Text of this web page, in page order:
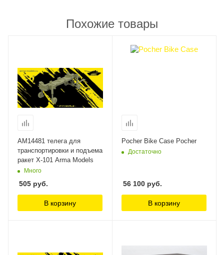
Похожие товары
AM14481 телега для
транспортировки и подъема
ракет Х-101 Arma Models
Много
505 руб.
В корзину
Pocher Bike Case Pocher
Достаточно
56 100 руб.
В корзину